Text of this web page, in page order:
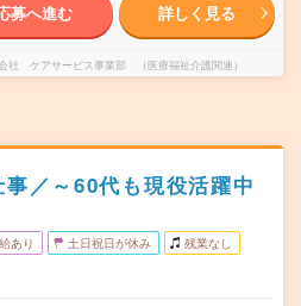
募へ進む 詳しく見る
社 ケアサービス事業部 （医療福祉介護関連）
／～60代も現役活躍中
あり 土日祝日が休み 残業なし